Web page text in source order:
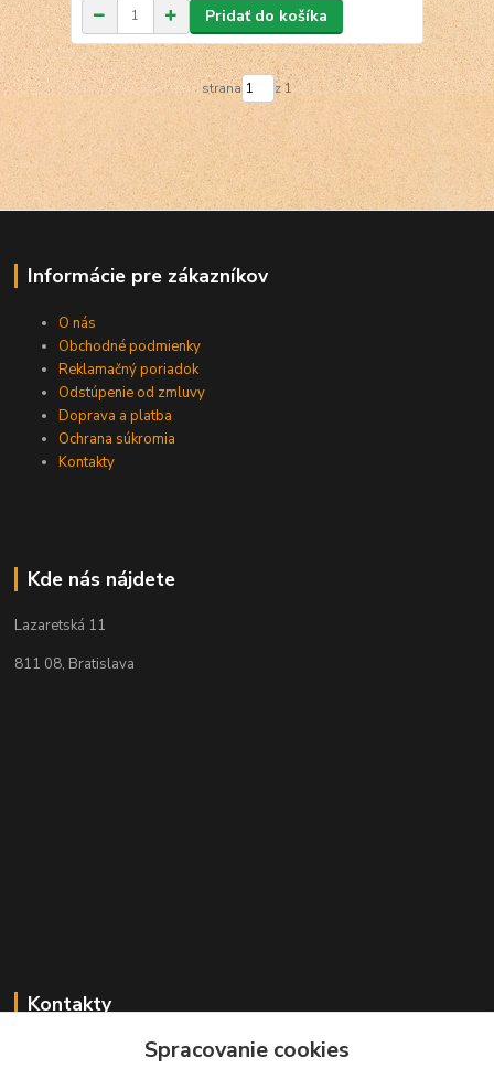
Pridať do košíka
strana z 1
Informácie pre zákazníkov
O nás
Obchodné podmienky
Reklamačný poriadok
Odstúpenie od zmluvy
Doprava a platba
Ochrana súkromia
Kontakty
Kde nás nájdete
Lazaretská 11
811 08, Bratislava
Kontakty
+421 2 529 67 411Spracovanie cookies